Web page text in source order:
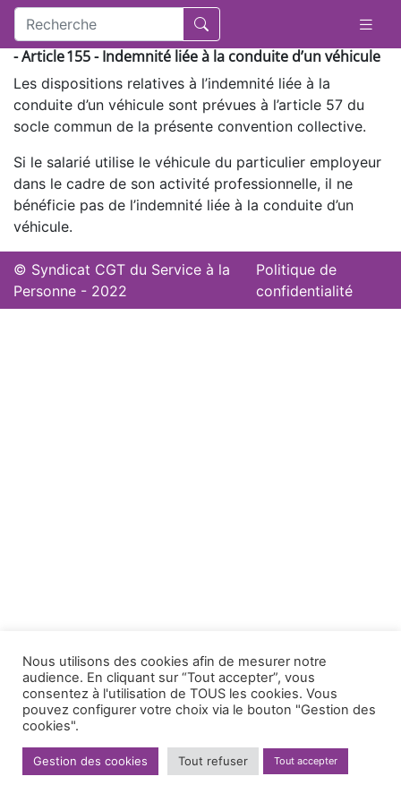
- Article 155 - Indemnité liée à la conduite d’un véhicule
Les dispositions relatives à l’indemnité liée à la
conduite d’un véhicule sont prévues à l’article 57 du
socle commun de la présente convention collective.
Si le salarié utilise le véhicule du particulier employeur
dans le cadre de son activité professionnelle, il ne
bénéficie pas de l’indemnité liée à la conduite d’un
véhicule.
© Syndicat CGT du Service à la
Personne - 2022
Politique de
confidentialité
Nous utilisons des cookies afin de mesurer notre
audience. En cliquant sur “Tout accepter”, vous
consentez à l'utilisation de TOUS les cookies. Vous
pouvez configurer votre choix via le bouton "Gestion des
cookies".
Gestion des cookies Tout refuser Tout accepter